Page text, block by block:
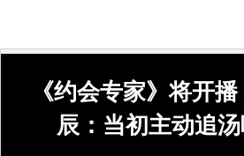
《约会专家》将开
辰：当初主动追